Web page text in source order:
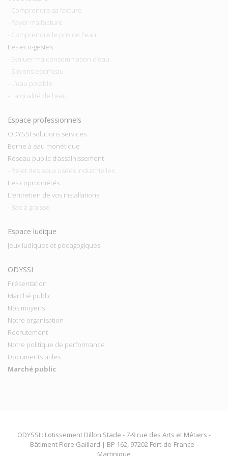
- Comprendre sa facture
- Payer ma facture
- Comprendre le prix de l'eau
Les eco-gestes
- Evaluer ma consommation d’eau
- Soyons econ’eau
- L’eau potable
- La qualité de l'eau
Espace professionnels
ODYSSI solutions services
Borne à eau monétique
Réseau public d’assainissement
- Rejet des eaux usées industrielles
Les copropriétés
L’entretien de vos installations
- Bac à graisse
Espace ludique
Jeux ludiques et pédagogiques
ODYSSI
Présentation
Marché public
Nos moyens
Notre organisation
Recrutement
Notre politique de performance
Documents utiles
Marché public
ODYSSI : Lotissement Dillon Stade - 7-9 rue des Arts et Métiers -
Bâtiment Flore Gaillard | BP 162, 97202 Fort-de-France -